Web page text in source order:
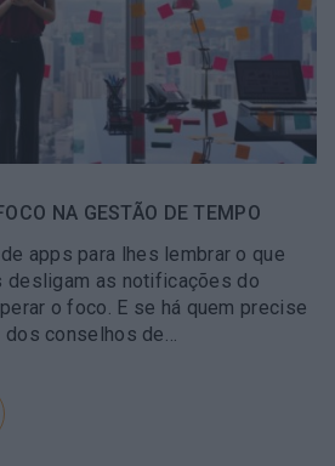
NA GESTÃO DE TEMPO
apps para lhes lembrar o que
desligam as notificações do
o foco. E se há quem precise
conselhos de…